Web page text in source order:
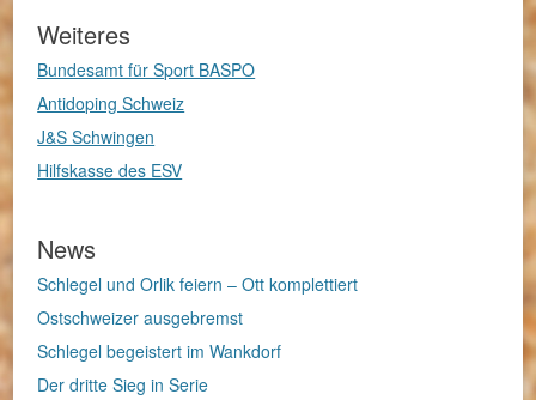
Weiteres
Bundesamt für Sport BASPO
Antidoping Schweiz
J&S Schwingen
Hilfskasse des ESV
News
Schlegel und Orlik feiern – Ott komplettiert
Ostschweizer ausgebremst
Schlegel begeistert im Wankdorf
Der dritte Sieg in Serie